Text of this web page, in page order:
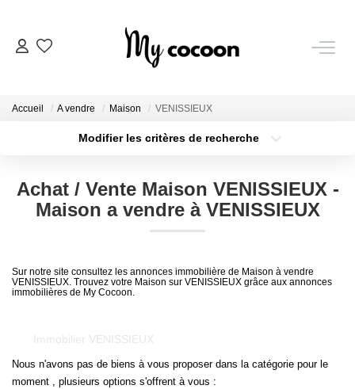
CHASSE IMMOBILIÈRE
Nos Actualités
Accueil A vendre Maison VENISSIEUX
Modifier les critères de recherche
Surface min Budget max
Achat / Vente Maison VENISSIEUX -
Maison a vendre à VENISSIEUX
Sur notre site consultez les annonces immobilière de Maison à vendre
VENISSIEUX. Trouvez votre Maison sur VENISSIEUX grâce aux annonces
immobilières de My Cocoon.
Immobilier VENISSIEUX
Nous n'avons pas de biens à vous proposer dans la catégorie pour le
moment , plusieurs options s'offrent à vous :